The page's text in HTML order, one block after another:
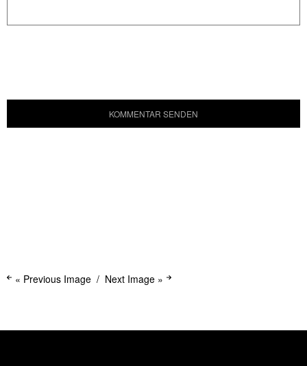
« Previous Image Next Image »